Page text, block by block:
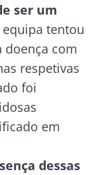
ser um
equipa tentou
doença com
respetivas
foi
em
dessas